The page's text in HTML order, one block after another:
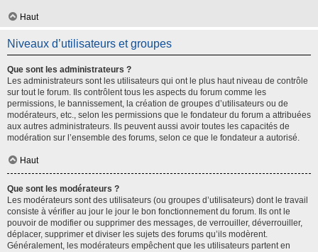
Haut
Niveaux d’utilisateurs et groupes
Que sont les administrateurs ?
Les administrateurs sont les utilisateurs qui ont le plus haut niveau de contrôle
sur tout le forum. Ils contrôlent tous les aspects du forum comme les
permissions, le bannissement, la création de groupes d’utilisateurs ou de
modérateurs, etc., selon les permissions que le fondateur du forum a attribuées
aux autres administrateurs. Ils peuvent aussi avoir toutes les capacités de
modération sur l’ensemble des forums, selon ce que le fondateur a autorisé.
Haut
Que sont les modérateurs ?
Les modérateurs sont des utilisateurs (ou groupes d’utilisateurs) dont le travail
consiste à vérifier au jour le jour le bon fonctionnement du forum. Ils ont le
pouvoir de modifier ou supprimer des messages, de verrouiller, déverrouiller,
déplacer, supprimer et diviser les sujets des forums qu’ils modèrent.
Généralement, les modérateurs empêchent que les utilisateurs partent en